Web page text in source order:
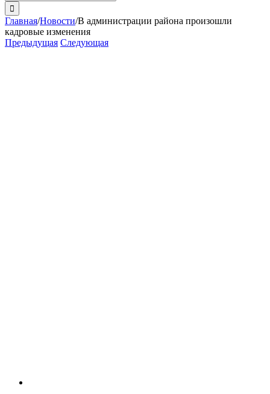
поиска:
Главная/Новости/В администрации района произошли
кадровые изменения
Предыдущая Следующая